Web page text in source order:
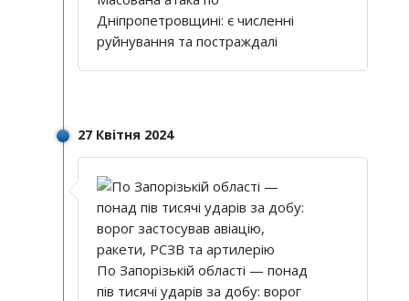
Дніпропетровщині: є численні
руйнування та постраждалі
27 Квітня 2024
По Запорізькій області — понад
пів тисячі ударів за добу: ворог